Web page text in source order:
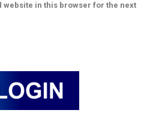
website in this browser for the next